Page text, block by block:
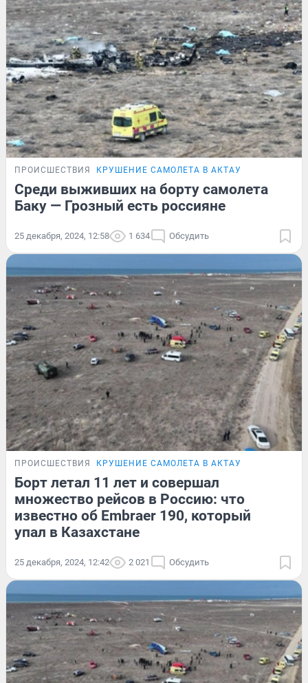
ПРОИСШЕСТВИЯ КРУШЕНИЕ САМОЛЕТА В АКТАУ
Среди выживших на борту самолета
Баку — Грозный есть россияне
25 декабря, 2024, 12:58 1 634 Обсудить
ПРОИСШЕСТВИЯ КРУШЕНИЕ САМОЛЕТА В АКТАУ
Борт летал 11 лет и совершал
множество рейсов в Россию: что
известно об Embraer 190, который
упал в Казахстане
25 декабря, 2024, 12:42 2 021 Обсудить